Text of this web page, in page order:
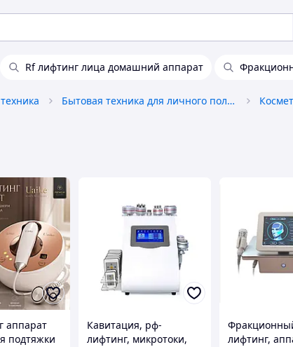
Rf лифтинг лица домашний аппарат
Бытовая техника для личного пользования
аппарат
подтяжки
Кавитация, рф-
лифтинг, микротоки,
лифтинг,